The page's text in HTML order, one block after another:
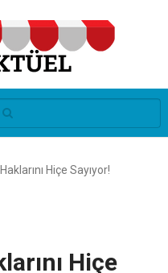
Hiçe Sayıyor!
Hiçe